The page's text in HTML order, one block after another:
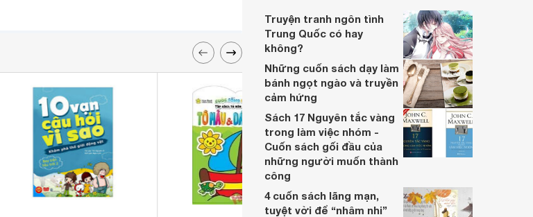
Truyện tranh ngôn tình
Trung Quốc có hay
không?
Những cuốn sách dạy làm
bánh ngọt ngào và truyền
cảm hứng
Sách 17 Nguyên tắc vàng
trong làm việc nhóm -
Cuốn sách gối đầu của
những người muốn thành
công
4 cuốn sách lãng mạn,
tuyệt vời để “nhâm nhi”